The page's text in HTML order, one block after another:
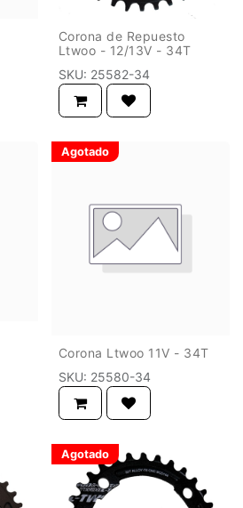
Corona de Repuesto
Ltwoo - 12/13V - 34T
SKU: 25582-34
Agotado
Corona Ltwoo 11V - 34T
SKU: 25580-34
Agotado